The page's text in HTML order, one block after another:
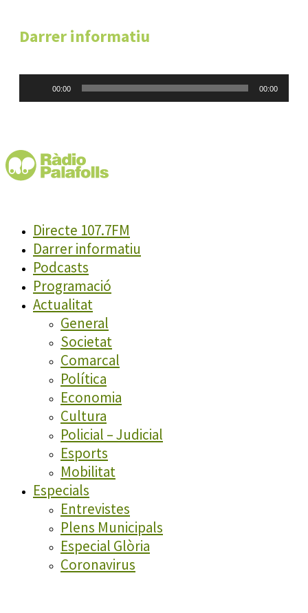
Darrer informatiu
00:00 00:00
Directe 107.7FM
Darrer informatiu
Podcasts
Programació
Actualitat
General
Societat
Comarcal
Política
Economia
Cultura
Policial – Judicial
Esports
Mobilitat
Especials
Entrevistes
Plens Municipals
Especial Glòria
Coronavirus